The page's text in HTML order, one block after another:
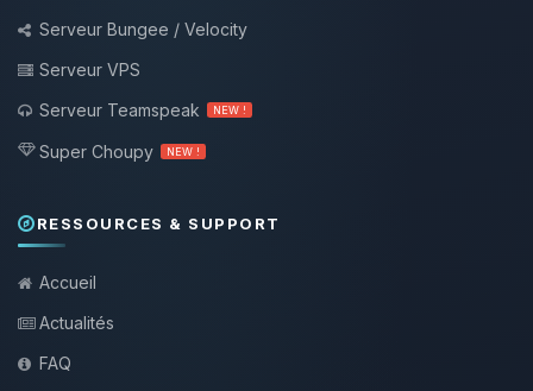
Serveur Bungee / Velocity
Serveur VPS
Serveur Teamspeak
NEW !
Super Choupy NEW !
RESSOURCES & SUPPORT
Accueil
Actualités
FAQ